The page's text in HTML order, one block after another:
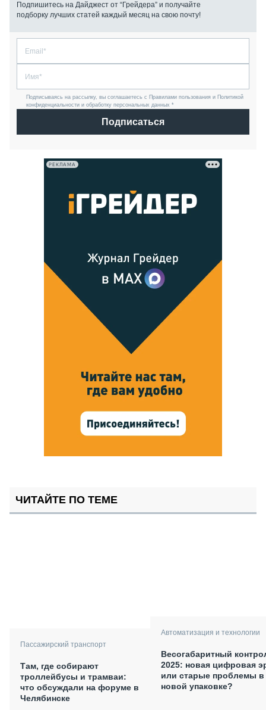
Подпишитесь на Дайджест от “Грейдера” и получайте
подборку лучших статей каждый месяц на свою почту!
Подписываясь на рассылку, вы соглашаетесь с Правилами пользования и Политикой
конфиденциальности и обработку персональных данных *
Подписаться
РЕКЛАМА
ЧИТАЙТЕ ПО ТЕМЕ
Пассажирский транспорт
Там, где собирают
троллейбусы и трамваи:
что обсуждали на форуме в
Челябинске
Автоматизация и технологии
Весогабаритный
2025: новая цифровая
или старые проблемы в
новой упаковке?